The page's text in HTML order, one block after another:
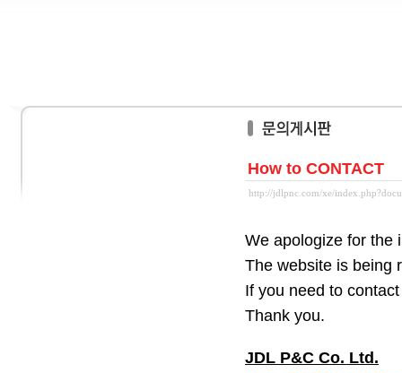
How to CONTACT
http://jdlpnc.com/xe/
We apologize for the
The website is being
If you need to
Thank you.
JDL P&C Co. Ltd.